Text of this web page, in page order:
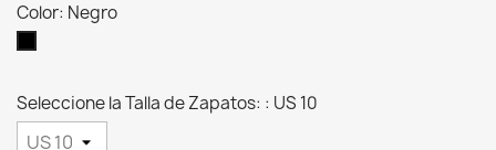
Color: Negro
Seleccione la Talla de Zapatos: : US 10